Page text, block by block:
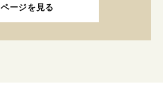
ページを見る